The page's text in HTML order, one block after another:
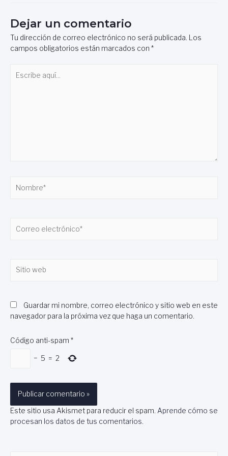
Dejar un comentario
Tu dirección de correo electrónico no será publicada. Los
campos obligatorios están marcados con *
aquí...
electrónico*
web
Guardar mi nombre, correo electrónico y sitio web en este
navegador para la próxima vez que haga un comentario.
Código anti-spam *
− 5 = 2
Este sitio usa Akismet para reducir el spam. Aprende cómo se
procesan los datos de tus comentarios.